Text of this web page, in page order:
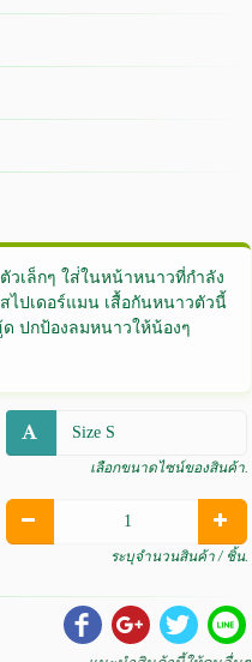
วเล็กๆ ใส่่ในหน้าหนาวที่กำลัง
ไปเดอร์แมน เสื้อกันหนาวตัวนี้
ปกป้องลมหนาวให้น้องๆ
เลือกขนาดไซน์ของสินค้า.
ระบุจำนวนสินค้า / ชิ้น.